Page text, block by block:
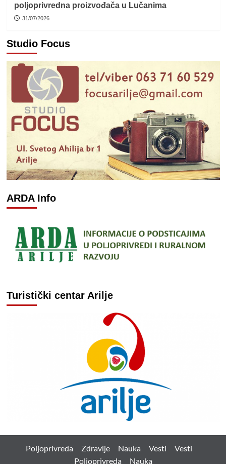
poljoprivredna proizvođača u Lučanima
31/07/2026
Studio Focus
ARDA Info
Turistički centar Arilje
Poljoprivreda Zdravlje Nauka Vesti
Vesti
Poljoprivreda
Nauka